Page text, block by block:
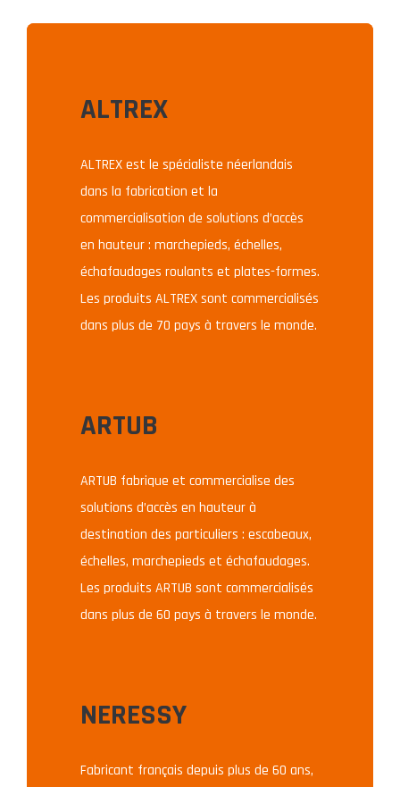
Bâtiment : montage et utilisation des systèmes antichute,
ALTREX
ALTREX est le spécialiste néerlandais
dans la fabrication et la
commercialisation de solutions d’accès
en hauteur : marchepieds, échelles,
échafaudages roulants et plates-formes.
Les produits ALTREX sont commercialisés
dans plus de 70 pays à travers le monde.
ARTUB
ARTUB fabrique et commercialise des
solutions d’accès en hauteur à
destination des particuliers : escabeaux,
échelles, marchepieds et échafaudages.
Les produits ARTUB sont commercialisés
dans plus de 60 pays à travers le monde.
NERESSY
Fabricant français depuis plus de 60 ans,